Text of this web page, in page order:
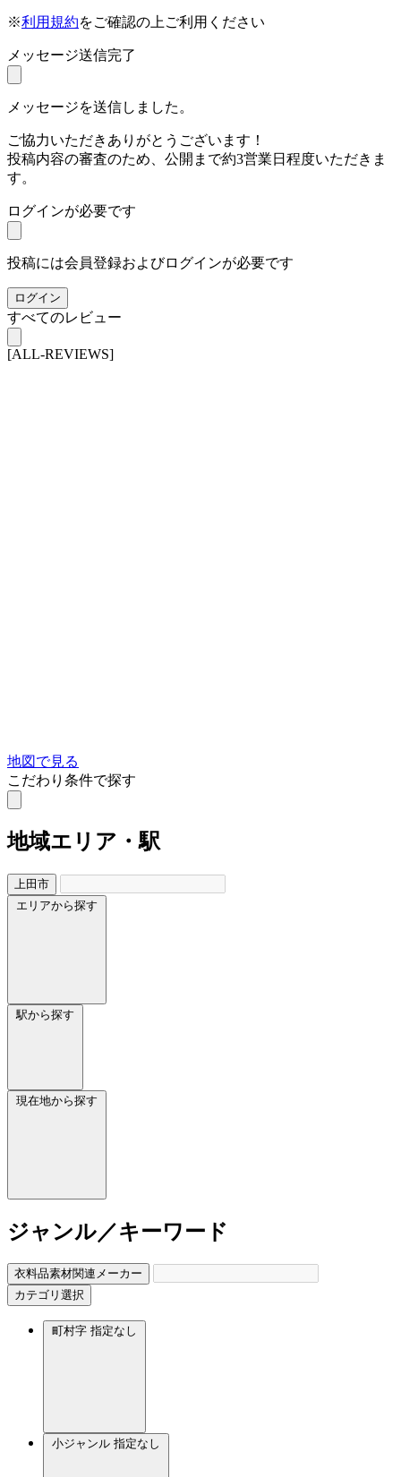
※利用規約をご確認の上ご利用ください
メッセージ送信完了
メッセージを送信しました。
ご協力いただきありがとうございます！
投稿内容の審査のため、公開まで約3営業日程度いただきま
す。
ログインが必要です
投稿には会員登録およびログインが必要です
ログイン
すべてのレビュー
[ALL-REVIEWS]
地図で見る
こだわり条件で探す
地域エリア・駅
上田市
エリアから探す
駅から探す
現在地から探す
ジャンル／キーワード
衣料品素材関連メーカー
カテゴリ選択
町村字 指定なし
小ジャンル 指定なし